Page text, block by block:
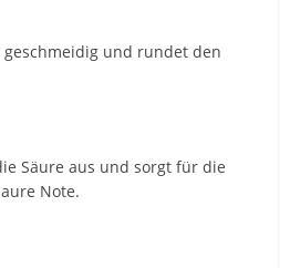
geschmeidig und rundetden
Säureaus undsorgtfürdie
Note.